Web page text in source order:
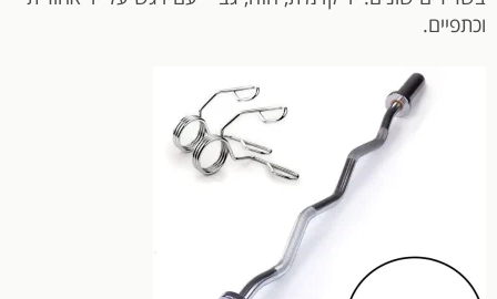
וכתפיים.